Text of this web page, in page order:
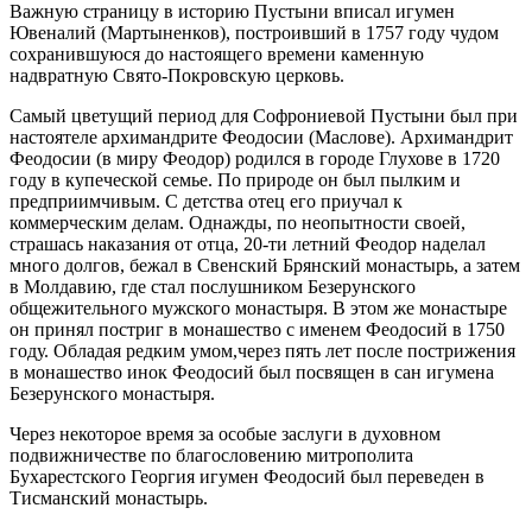
Важную страницу в историю Пустыни вписал игумен
Ювеналий (Мартыненков), построивший в 1757 году чудом
сохранившуюся до настоящего времени каменную
надвратную Свято-Покровскую церковь.
Самый цветущий период для Софрониевой Пустыни был при
настоятеле архимандрите Феодосии (Маслове). Архимандрит
Феодосии (в миру Феодор) родился в городе Глухове в 1720
году в купеческой семье. По природе он был пылким и
предприимчивым. С детства отец его приучал к
коммерческим делам. Однажды, по неопытности своей,
страшась наказания от отца, 20-ти летний Феодор наделал
много долгов, бежал в Свенский Брянский монастырь, а затем
в Молдавию, где стал послушником Безерунского
общежительного мужского монастыря. В этом же монастыре
он принял постриг в монашество с именем Феодосий в 1750
году. Обладая редким умом,через пять лет после пострижения
в монашество инок Феодосий был посвящен в сан игумена
Безерунского монастыря.
Через некоторое время за особые заслуги в духовном
подвижничестве по благословению митрополита
Бухарестского Георгия игумен Феодосий был переведен в
Тисманский монастырь.